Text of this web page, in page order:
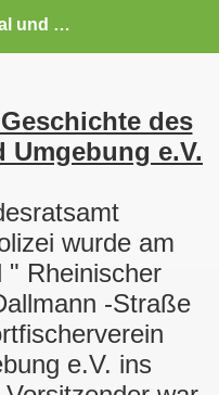
SFV Blumenthal und Umgebung e.V.
des
e.V.
wurde am
" Rheinischer
-Straße
e.V. ins